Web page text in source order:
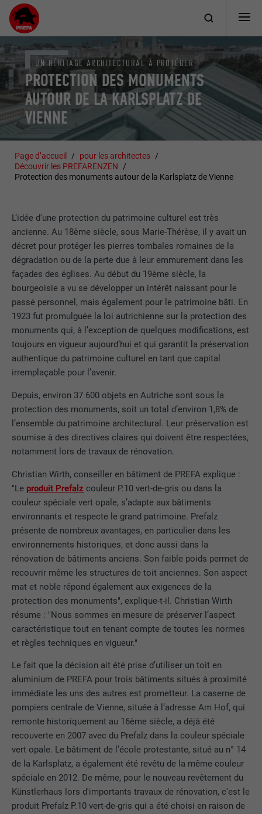
PROTECTION DES MONUMENTS
AUTOUR DE LA KARLSPLATZ DE
VIENNE
UN HÉRITAGE ARCHITECTURAL À PROTÉGER
Page d’accueil
pour les architectes
Découvrir les PREFARENZEN
Protection des monuments autour de la Karlsplatz de Vienne
L’idée d'une protection du patrimoine culturel est très
ancienne. Au 18ème siècle, sous Marie-Thérèse, il y avait un
décret pour protéger les pierres tombales romaines de la
dégradation ou de la perte due à leur emmurement dans les
façades des églises. Au début du 19ème siècle, la
bourgeoisie a vu se développer un intérêt naissant pour le
passé personnel, mais également pour le patrimoine bâti. En
1923 fut promulguée la loi autrichienne sur la protection des
monuments qui, à l’exception de quelques modifications, est
toujours en vigueur aujourd’hui et qui garantit la préservation
authentique du patrimoine culturel en tant que capital
irremplaçable pour l’avenir.
Depuis, environ 37 600 objets en Autriche sont sous la
protection des monuments, soit un total d’environ 1,8% de
l’ensemble du patrimoine architectural. Leur préservation est
soumise à des directives claires qui doivent être respectées,
notamment lors de travaux de rénovation.
Christian Wirth, conseiller en bâtiment de PREFA explique :
"Le produit Prefalz couleur P.10 vert-de-gris ou dans la
couleur spéciale vert opale, s’adapte aux bâtiments
environnants et respecte le grand patrimoine. Prefalz
présente de nombreux avantages, en particulier dans les
environnements historiques, et donc aussi dans la
rénovation de bâtiments anciens. Son faible poids permet de
recouvrir même les structures de toit anciennes. Son aspect
mat et noble répond également aux exigences de la
protection des monuments", explique-t-il. Christian Wirth
résume : "Nous sommes en mesure de préserver l’aspect
caractéristique tout en tenant compte de toutes les normes
et règles techniques en vigueur."
Le fait que la décision ait été prise d’utiliser un toit en
aluminium de PREFA pour trois bâtiments situés à proximité
immédiate les uns des autres est prometteur. La caserne de
pompiers centrale de Vienne, située à l’adresse Am Hof, qui
remonte historiquement au 16ème siècle, a déjà été
recouverte en 2007 avec du Prefalz dans la couleur spéciale
vert opale. Le bâtiment de l’école protestante, situé au n° 14
de la Karlsplatz, a également été revêtu de la même couleur
spéciale en 2012. De même, pour le nouveau revêtement du
Künstlerhaus lors d'importants travaux de rénovation, c'est le
produit Prefalz P.10 vert-de-gris qui a été choisi en raison de